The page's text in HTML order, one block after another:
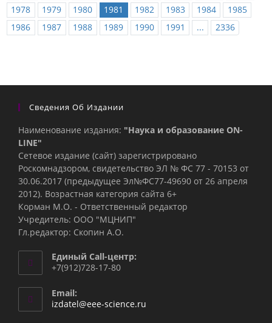
1978
1979 1980 1981 1982 1983 1984
1985
1986
1987 1988 1989 1990 1991 ... 2336
Сведения Об Издании
Наименование издания: "Наука и образование ON-
LINE"
Сетевое издание (сайт) зарегистрировано
Роскомнадзором, свидетельство ЭЛ № ФС 77 - 70153 от
30.06.2017 (предыдущее Эл№ФC77-49690 от 26 апреля
2012). Возрастная категория сайта 6+
Корман М.О. - Ответственный редактор
Учредитель: ООО "МЦНИП"
Гл.редактор: Скопин А.О.
Единый Call-центр:
+7(912)728-17-80
Email:
izdatel@eee-science.ru